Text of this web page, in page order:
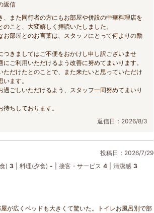
返信
、また同行者の方にもお部屋や併設の中華料理店を
こと、大変嬉しく拝読いたしました。
お部屋とのお言葉は、スタッフにとって何よりの励
つきましてはご不便をおかけし申し訳ございませ
にご利用いただけるよう改善に努めてまいります。
ただけたとのことで、また来たいと思っていただけ
ます。
過ごしいただけるよう、スタッフ一同努めてまいり
ちしております。
返信日：2026/8/3
投稿日：2026/7/29
) 3 料理(夕食) - 接客・サービス 4 清潔感 3
が広くベッドも大きくて驚いた。トイレお風呂別で部